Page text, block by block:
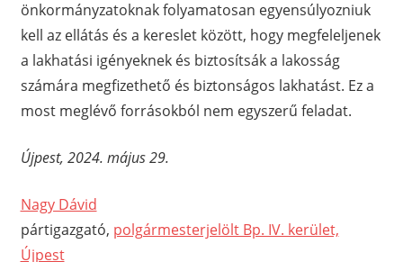
önkormányzatoknak folyamatosan egyensúlyozniuk
kell az ellátás és a kereslet között, hogy megfeleljenek
a lakhatási igényeknek és biztosítsák a lakosság
számára megfizethető és biztonságos lakhatást. Ez a
most meglévő forrásokból nem egyszerű feladat.
Újpest, 2024. május 29.
Nagy Dávid
pártigazgató, polgármesterjelölt Bp. IV. kerület,
Újpest